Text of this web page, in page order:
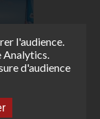
l'audience.
d'audience